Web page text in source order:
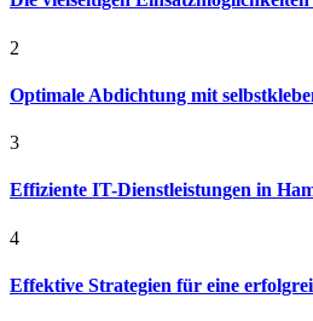
2
Optimale Abdichtung mit
3
Effiziente IT-Dienstleistungen in
4
Effektive Strategien für eine